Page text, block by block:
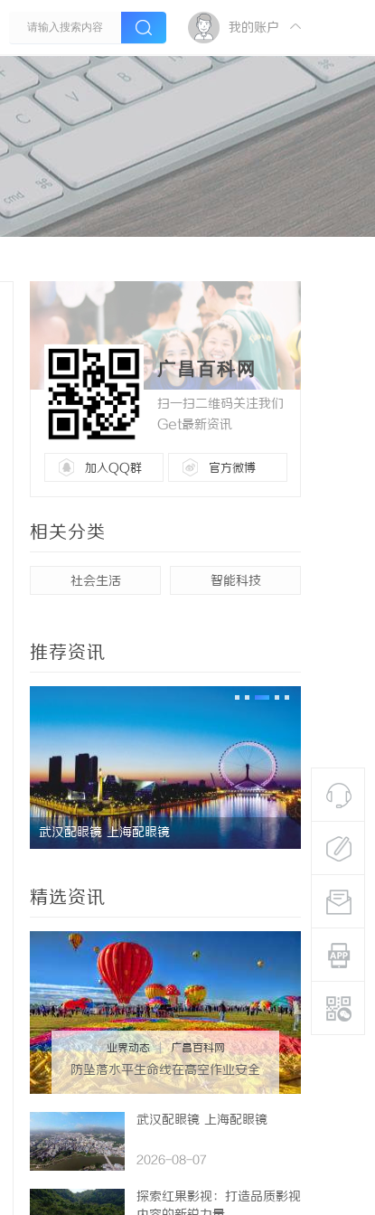
我的账户
广昌百科网
扫一扫二维码关注我们
Get最新资讯
加入QQ群 官方微博
相关分类
社会生活 智能科技
推荐资讯
武汉配眼镜 上海配眼镜 武汉配眼
精选资讯
业界动态 | 广昌百科网
防坠落水平生命线在高空作业安全
中的关键作用与应用解析
武汉配眼镜 上海配眼镜
2026-08-07
探索红果影视：打造品质影视